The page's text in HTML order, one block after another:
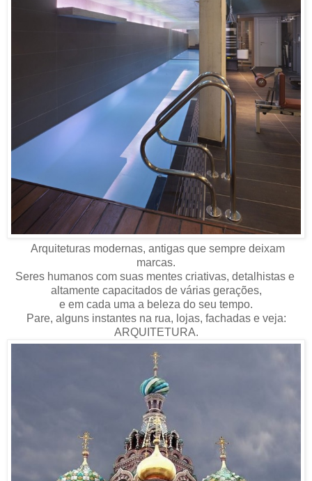
Arquiteturas modernas, antigas que sempre deixam
marcas.
Seres humanos com suas mentes criativas, detalhistas e
altamente capacitados de várias gerações,
e em cada uma a beleza do seu tempo.
Pare, alguns instantes na rua, lojas, fachadas e veja:
ARQUITETURA.